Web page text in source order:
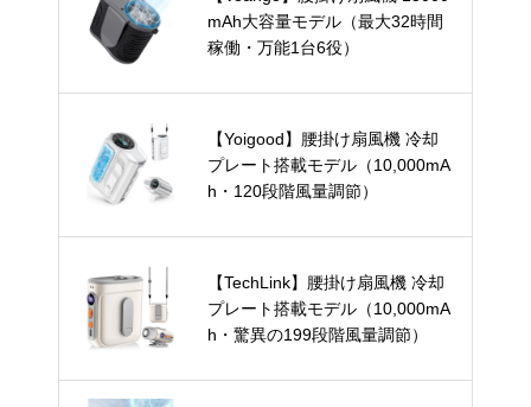
mAh大容量モデル（最大32時間
稼働・万能1台6役）
【Yoigood】腰掛け扇風機 冷却
プレート搭載モデル（10,000mA
h・120段階風量調節）
【TechLink】腰掛け扇風機 冷却
プレート搭載モデル（10,000mA
h・驚異の199段階風量調節）